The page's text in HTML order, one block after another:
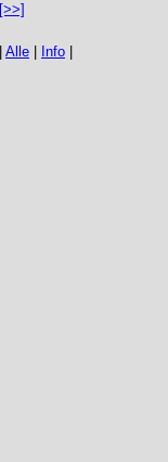
[>>]
Alle Info